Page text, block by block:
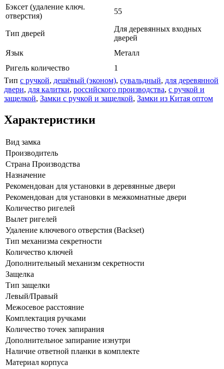
Бэксет (удаление ключ.
отверстия)
55
Тип дверей
Для деревянных входных
дверей
Язык
Металл
Ригель количество
1
Тип с ручкой, дешёвый (эконом), сувальдный, для деревянной
двери, для калитки, российского производства, с ручкой и
защелкой, Замки с ручкой и защелкой, Замки из Китая оптом
Характеристики
Вид замка
Производитель
Страна Производства
Назначение
Рекомендован для установки в деревянные двери
Рекомендован для установки в межкомнатные двери
Количество ригелей
Вылет ригелей
Удаление ключевого отверстия (Backset)
Тип механизма секретности
Количество ключей
Дополнительный механизм секретности
Защелка
Тип защелки
Левый/Правый
Межосевое расстояние
Комплектация ручками
Количество точек запирания
Дополнительное запирание изнутри
Наличие ответной планки в комплекте
Материал корпуса